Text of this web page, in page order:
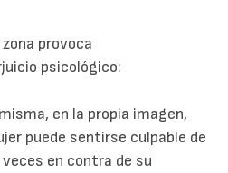
provoca
psicológico:
en la propia imagen,
puede sentirse culpable de
en contra de su